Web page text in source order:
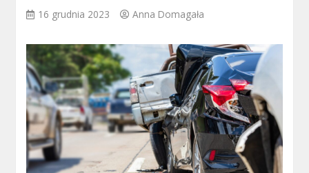
16 grudnia 2023 Anna Domagała